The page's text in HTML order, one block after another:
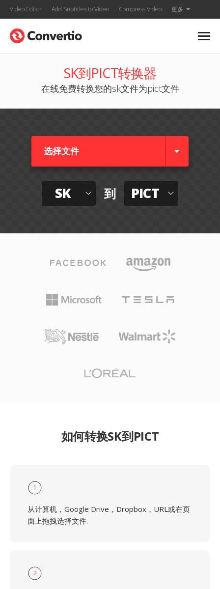
Video Editor Add Subtitles to Video Compress Video 更多
SK到PICT转换器
在线免费转换您的sk文件为pict文件
选择文件
SK 到 PICT
如何转换SK到PICT
1
从计算机，Google Drive，Dropbox，URL或在页
面上拖拽选择文件.
2